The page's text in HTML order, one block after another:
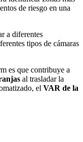
de riesgo en una
a diferentes
tipos de cámaras
es que contribuye a
al trasladar la
el VAR de la